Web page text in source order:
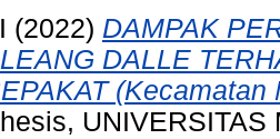
(2022) DAMPAK
DALLE
UNIVERSITAS